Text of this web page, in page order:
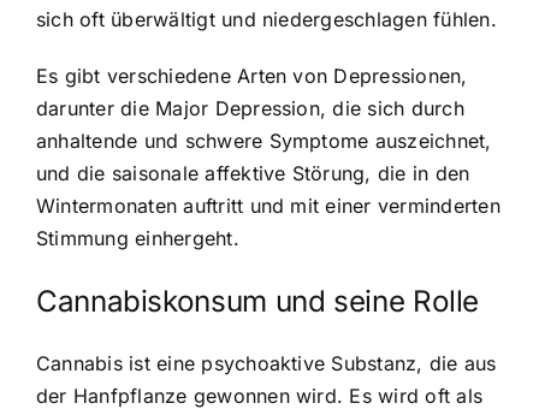
sich oft überwältigt und niedergeschlagen fühlen.
Es gibt verschiedene Arten von Depressionen,
darunter die Major Depression, die sich durch
anhaltende und schwere Symptome auszeichnet,
und die saisonale affektive Störung, die in den
Wintermonaten auftritt und mit einer verminderten
Stimmung einhergeht.
Cannabiskonsum und seine Rolle
Cannabis ist eine psychoaktive Substanz, die aus
der Hanfpflanze gewonnen wird. Es wird oft als